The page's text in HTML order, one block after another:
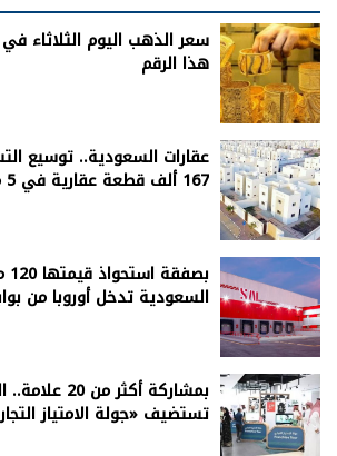
هذا الرقم
عقارات السعودية.. توسيع
167 ألف قطعة عقارية في 5 مناطق
السعودية تدخل أوروبا من
بمشاركة أكثر
تستضيف «جولة الامتياز